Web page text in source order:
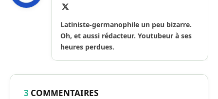
X
Latiniste-germanophile un peu bizarre.
Oh, et aussi rédacteur. Youtubeur à ses
heures perdues.
3 COMMENTAIRES